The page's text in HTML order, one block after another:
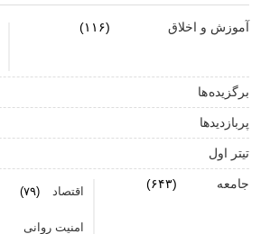
رهبران خاکستری | وقتی خم کردن
فناوری‌های نوین جایگزین تجربه
نیستند
روان‌شناسی زرد | جاذبه‌ها، چالش‌ها و
آموزش و اخلاق (۱۱۶)
برگزیده ها
پربازدیدها
تیتر اول
جامعه (۶۴۳)
اقتصاد (۷۹)
امنیت روانی